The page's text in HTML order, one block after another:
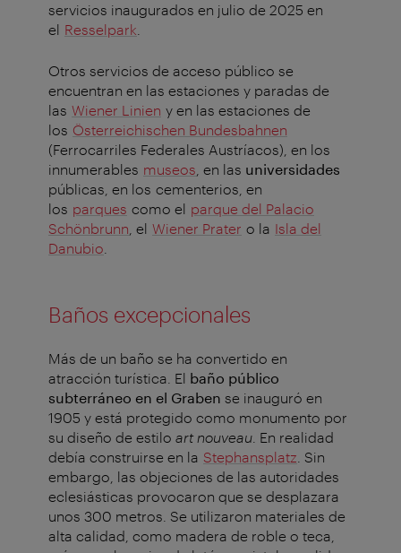
servicios inaugurados en julio de 2025 en
el Resselpark
Otros servicios de acceso público se
encuentran en las estaciones y paradas de
las Wiener Linien y en las estaciones de
los Österreichischen Bundesbahnen
(Ferrocarriles Federales Austríacos), en los
innumerables museos , en las universidades
públicas, en los cementerios, en
los parques como el parque del Palacio
Schönbrunn , el Wiener Prater o la Isla del
Danubio
Baños excepcionales
Más de un baño se ha convertido en
atracción turística. El baño público
subterráneo en el Graben se inauguró en
1905 y está protegido como monumento por
su diseño de estilo art nouveau . En realidad
debía construirse en la Stephansplatz . Sin
embargo, las objeciones de las autoridades
eclesiásticas provocaron que se desplazara
unos 300 metros. Se utilizaron materiales de
alta calidad, como madera de roble o teca,